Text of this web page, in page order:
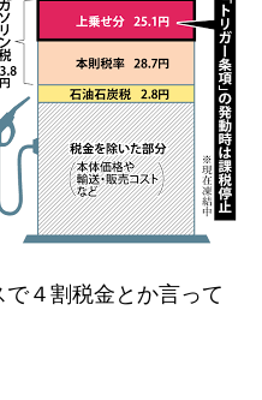
４割税金とか言って